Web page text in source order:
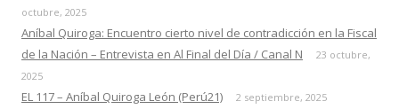
octubre, 2025
Aníbal Quiroga: Encuentro cierto nivel de contradicción en la Fiscal
de la Nación – Entrevista en Al Final del Día / Canal N
23 octubre,
2025
EL 117 – Aníbal Quiroga León (Perú21) 2 septiembre, 2025